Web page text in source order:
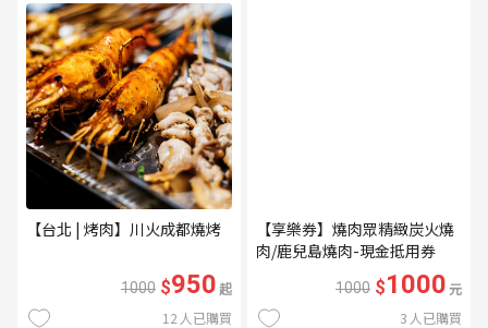
【台北 | 烤肉】川火成都燒烤
1000 $950起
12 人已購買
【享樂券】燒肉眾精緻炭火燒
肉/鹿兒島燒肉-現金抵用券
1000 $1000元
3 人已購買